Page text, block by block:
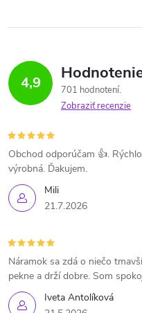
4,9
701 hodnotení
Zobraziť recenzie
Mili
21.7.2026
Obchod odporúčam 👍.
výrobná. Ďakujem.
Iveta Antolíková
Náramok sa zdá o niečo
pekne a drží dobre. Som